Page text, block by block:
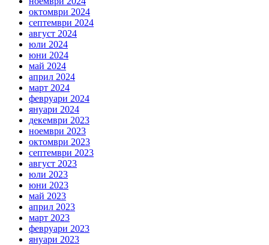
октомври 2024
септември 2024
август 2024
юли 2024
юни 2024
май 2024
април 2024
март 2024
февруари 2024
януари 2024
декември 2023
ноември 2023
октомври 2023
септември 2023
август 2023
юли 2023
юни 2023
май 2023
април 2023
март 2023
февруари 2023
януари 2023